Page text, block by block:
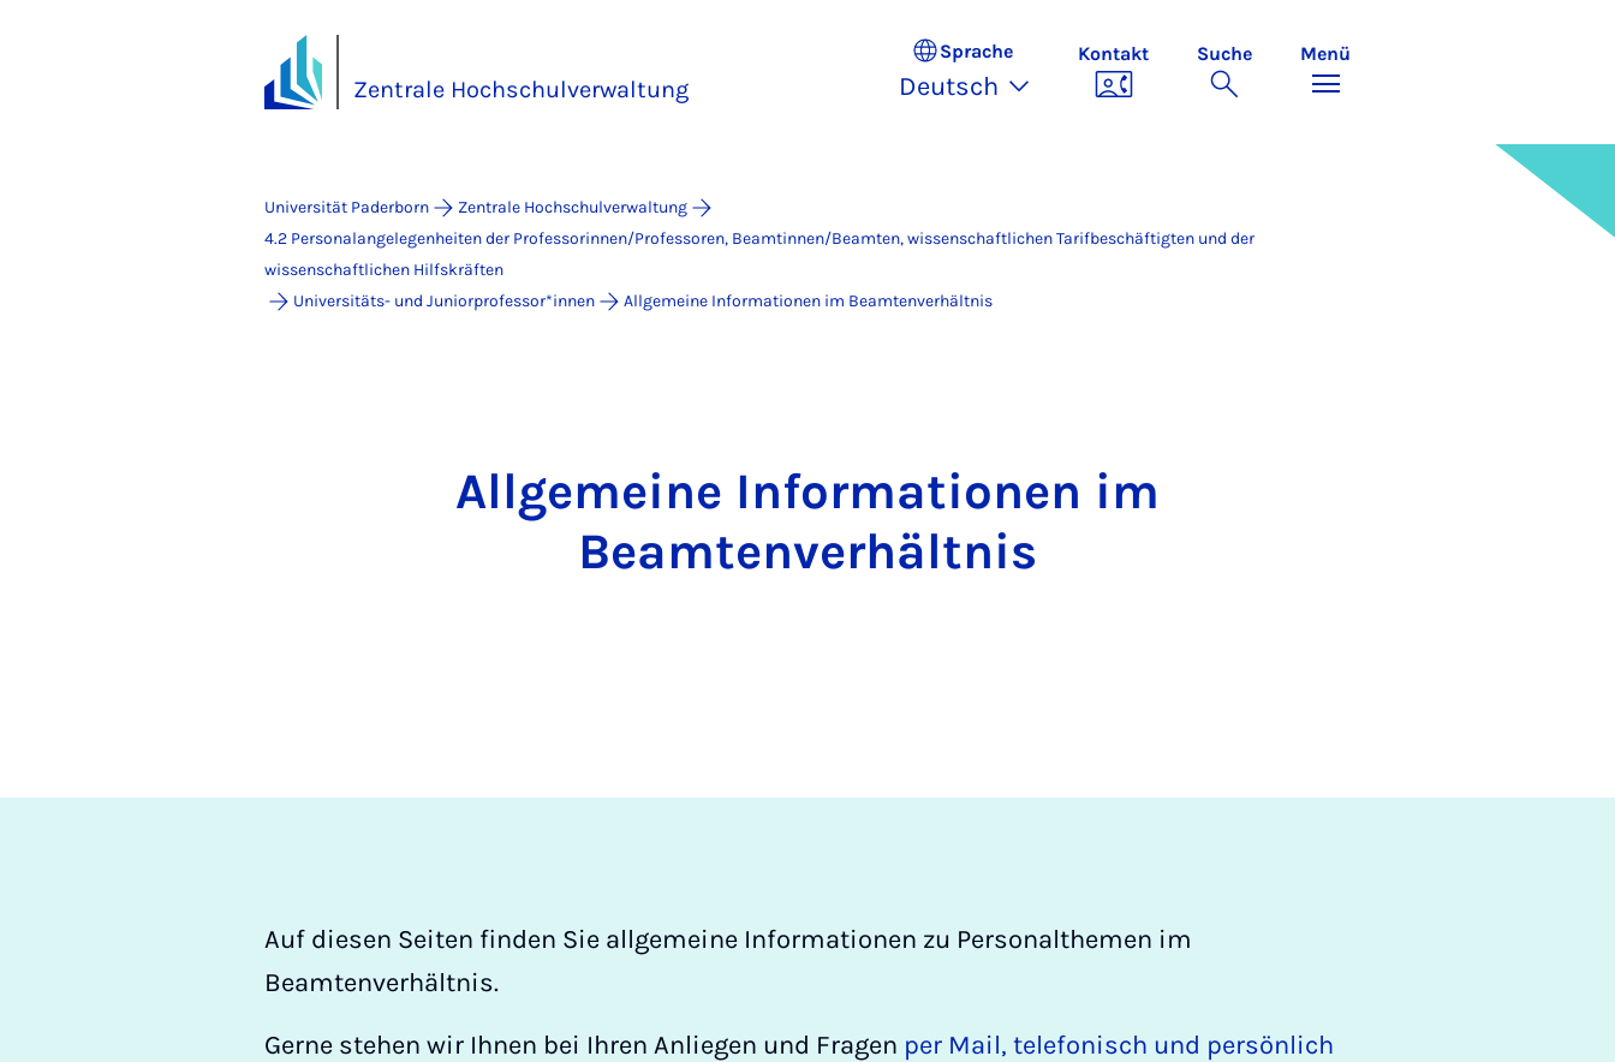
Zentrale Hochschulverwaltung
Sprache
Deutsch
Kontakt Suche Menü
Universität Paderborn
Zentrale Hochschulverwaltung
4.2 Personalangelegenheiten der Professorinnen/Professoren, Beamtinnen/Beamten, wissenschaftlichen Tarifbeschäftigten und der
wissenschaftlichen Hilfskräften
Universitäts- und Juniorprofessor*innen
Allgemeine Informationen im Beamtenverhältnis
Allgemeine Informationen im
Beamtenverhältnis
Auf diesen Seiten finden Sie allgemeine Informationen zu Personalthemen im
Beamtenverhältnis.
Gerne stehen wir Ihnen bei Ihren Anliegen und Fragen per Mail, telefonisch und persönlich